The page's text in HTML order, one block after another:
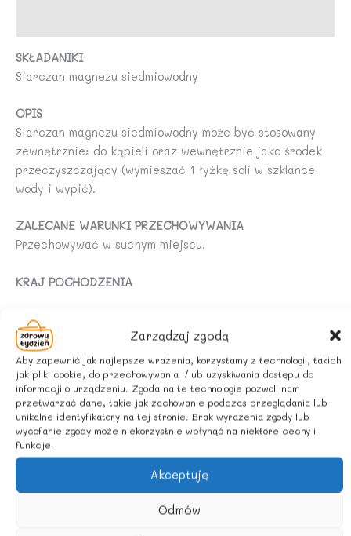
Zarządzaj zgodą
Aby zapewnić jak najlepsze wrażenia, korzystamy z technologii, takich
jak pliki cookie, do przechowywania i/lub uzyskiwania dostępu do
informacji o urządzeniu. Zgoda na te technologie pozwoli nam
przetwarzać dane, takie jak zachowanie podczas przeglądania lub
unikalne identyfikatory na tej stronie. Brak wyrażenia zgody lub
wycofanie zgody może niekorzystnie wpłynąć na niektóre cechy i
funkcje.
Akceptuję
Odmów
SKŁADANIKI
Siarczan magnezu siedmiowodny
OPIS
Siarczan magnezu siedmiowodny może być stosowany
zewnętrznie: do kąpieli oraz wewnętrznie jako środek
przeczyszczający (wymieszać 1 łyżkę soli w szklance
wody i wypić).
ZALECANE WARUNKI PRZECHOWYWANIA
Przechowywać w suchym miejscu.
KRAJ POCHODZENIA
Niemcy
Podobne produkty